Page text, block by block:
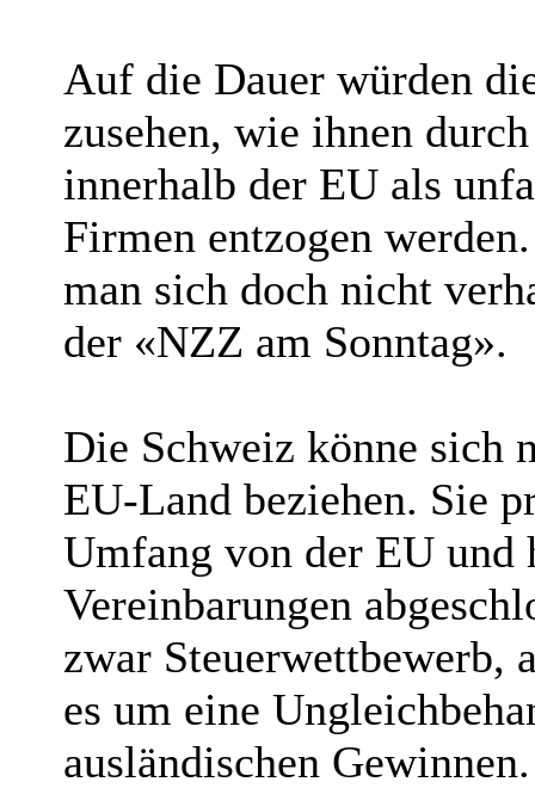
Auf die Dauer würden
zusehen, wie ihnen
innerhalb der EU als
Firmen entzogen
man sich doch nicht
der «NZZ am Sonntag».
Die Schweiz könne sich
EU-Land beziehen. Sie
Umfang von der EU und
Vereinbarungen
zwar Steuerwettbewerb,
es um eine
ausländischen Gewinnen.